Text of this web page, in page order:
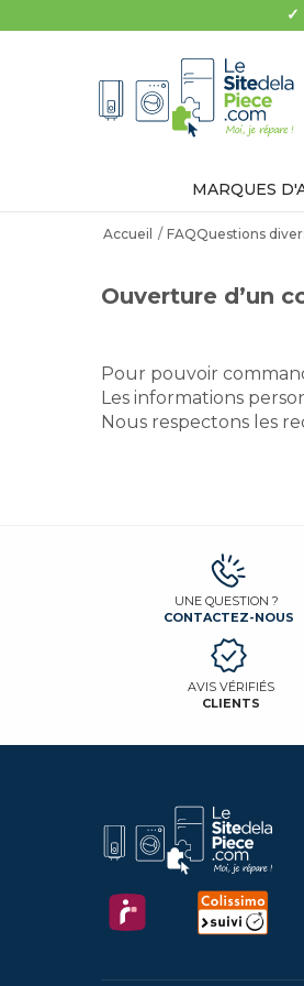
✓
MARQUES
Accueil FAQQuestions
Ouverture d’un
Pour pouvoir
Les informations
Nous respectons les
UNE QUESTION ?
CONTACTEZ-NOUS
AVIS VÉRIFIÉS
CLIENTS